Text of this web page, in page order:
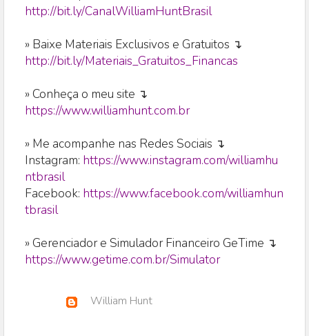
http://bit.ly/CanalWilliamHuntBrasil
» Baixe Materiais Exclusivos e Gratuitos ↴
http://bit.ly/Materiais_Gratuitos_Financas
» Conheça o meu site ↴
https://www.williamhunt.com.br
» Me acompanhe nas Redes Sociais ↴
Instagram: https://www.instagram.com/williamhu
ntbrasil
Facebook: https://www.facebook.com/williamhun
tbrasil
» Gerenciador e Simulador Financeiro GeTime ↴
https://www.getime.com.br/Simulator
William Hunt